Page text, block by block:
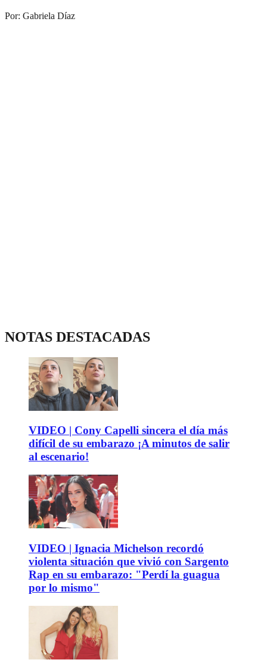
Por: Gabriela Díaz
NOTAS DESTACADAS
VIDEO | Cony Capelli sincera el día más
difícil de su embarazo ¡A minutos de salir
al escenario!
VIDEO | Ignacia Michelson recordó
violenta situación que vivió con Sargento
Rap en su embarazo: "Perdí la guagua
por lo mismo"